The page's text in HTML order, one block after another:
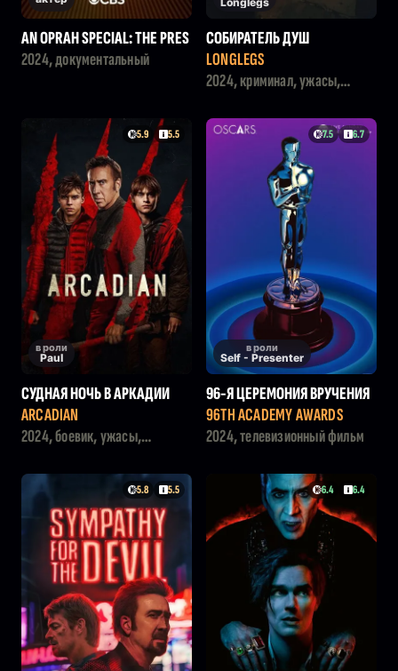
AN OPRAH SPECIAL: THE PRES
LEYS - ELVIS, LISA MARIE AND
RILEY
2024, документальный
СОБИРАТЕЛЬ ДУШ
LONGLEGS
2024, криминал, ужасы,
5.9 5.5
в роли
Paul
СУДНАЯ НОЧЬ В АРКАДИИ
ARCADIAN
2024, боевик, ужасы,
7.5 6.7
в роли
Self - Presenter
96-Я ЦЕРЕМОНИЯ ВРУЧЕНИЯ
ПРЕМИИ «ОСКАР»
96TH ACADEMY AWARDS
2024, телевизионный фильм
5.8 5.5 6.4 6.4